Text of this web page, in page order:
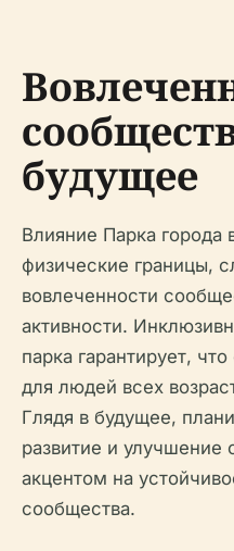
будущее
Влияние Парка города
физические границы,
вовлеченности
активности.
парка гарантирует,
для людей всех
Глядя в будущее,
развитие и улучшение
акцентом на
сообщества.